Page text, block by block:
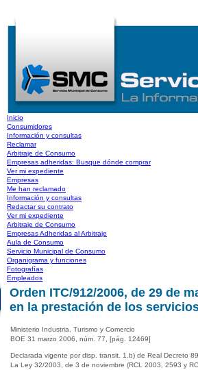
Inicio
Consumidores
Información y consultas
Reclamar
Arbitraje de Consumo
Empresas adheridas: Busque dónde comprar
Ver mi expediente
Empresas
Me han reclamado
Información y consultas
Redactar su contrato
Ver mi expediente
Arbitraje de Consumo
Empresas Adheridas al Arbitraje
Aula de Consumo
Servicio Municipal de Consumo
Organigrama y funciones
Fotografías
Empleados
Orden ITC/912/2006, de 29 de
en la prestación de los
Ministerio Industria, Turismo y Comercio
BOE 31 marzo 2006, núm. 77, [pág. 12469]
Declarada vigente por disp. transit. 1.b) de Real Decreto
La Ley 32/2003, de 3 de noviembre (RCL 2003, 2593 y